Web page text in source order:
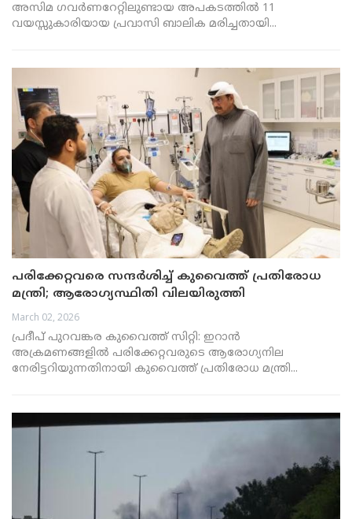
അസിമ ഗവർണറേറ്റിലുണ്ടായ അപകടത്തിൽ 11
വയസ്സുകാരിയായ പ്രവാസി ബാലിക മരിച്ചതായി...
പരിക്കേറ്റവരെ സന്ദർശിച്ച് കുവൈത്ത് പ്രതിരോധ
മന്ത്രി; ആരോഗ്യസ്ഥിതി വിലയിരുത്തി
March 02, 2026
പ്രദീപ് പുറവങ്കര കുവൈത്ത് സിറ്റി: ഇറാൻ
അക്രമണങ്ങളിൽ പരിക്കേറ്റവരുടെ ആരോഗ്യനില
നേരിട്ടറിയുന്നതിനായി കുവൈത്ത് പ്രതിരോധ മന്ത്രി...